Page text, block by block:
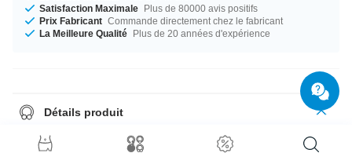
Satisfaction Maximale Plus de 80000 avis positifs
Prix Fabricant Commande directement chez le fabricant
La Meilleure Qualité Plus de 20 années d'expérience
Détails produit
En stock pour toi dans un diamètre de 1.2 mm. Tu peux choisir entre une
longueur de 4.5 mm ou 6 mm. La boule est disponible dans la taille 3 mm.